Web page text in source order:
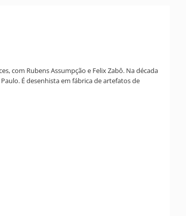
com Rubens Assumpção e Felix Zabô. Na década
É desenhista em fábrica de artefatos de